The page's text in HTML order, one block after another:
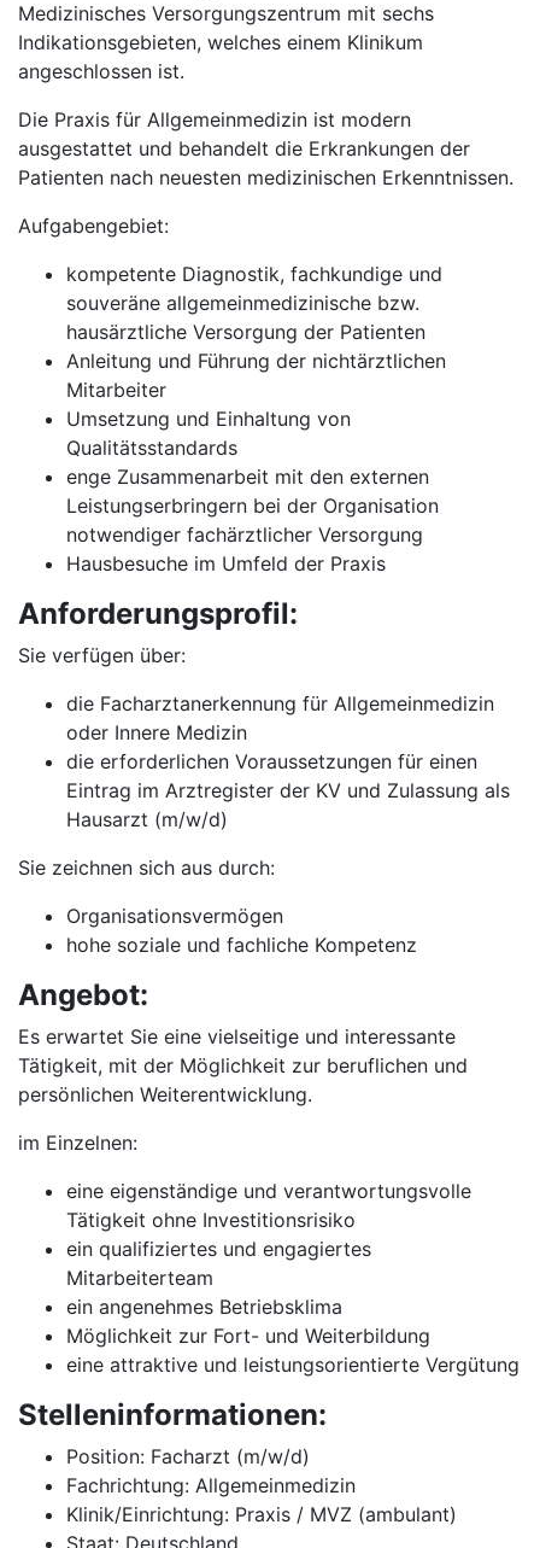
Medizinisches Versorgungszentrum mit sechs
Indikationsgebieten, welches einem Klinikum
angeschlossen ist.
Die Praxis für Allgemeinmedizin ist modern
ausgestattet und behandelt die Erkrankungen der
Patienten nach neuesten medizinischen Erkenntnissen.
Aufgabengebiet:
kompetente Diagnostik, fachkundige und
souveräne allgemeinmedizinische bzw.
hausärztliche Versorgung der Patienten
Anleitung und Führung der nichtärztlichen
Mitarbeiter
Umsetzung und Einhaltung von
Qualitätsstandards
enge Zusammenarbeit mit den externen
Leistungserbringern bei der Organisation
notwendiger fachärztlicher Versorgung
Hausbesuche im Umfeld der Praxis
Anforderungsprofil:
Sie verfügen über:
die Facharztanerkennung für Allgemeinmedizin
oder Innere Medizin
die erforderlichen Voraussetzungen für einen
Eintrag im Arztregister der KV und Zulassung als
Hausarzt (m/w/d)
Sie zeichnen sich aus durch:
Organisationsvermögen
hohe soziale und fachliche Kompetenz
Angebot:
Es erwartet Sie eine vielseitige und interessante
Tätigkeit, mit der Möglichkeit zur beruflichen und
persönlichen Weiterentwicklung.
im Einzelnen:
eine eigenständige und verantwortungsvolle
Tätigkeit ohne Investitionsrisiko
ein qualifiziertes und engagiertes
Mitarbeiterteam
ein angenehmes Betriebsklima
Möglichkeit zur Fort- und Weiterbildung
eine attraktive und leistungsorientierte Vergütung
Stelleninformationen:
Position: Facharzt (m/w/d)
Fachrichtung: Allgemeinmedizin
Klinik/Einrichtung: Praxis / MVZ (ambulant)
Staat: Deutschland